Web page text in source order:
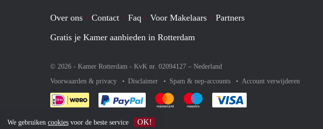
Over ons Contact Faq Voor Makelaars
Partners
Gratis je Kamer aanbieden in Rotterdam
© 2026 - Kamer Rotterdam - KvK nr. 02094127 – Nederland
Voorwaarden & privacy
Disclaimer Spam & nep-accounts Account verwijderen
Je rekent gemakkelijk af met Paypal
Je rekent gemakkelijk af met Mastercard
Je rekent gemakkelijk af met Meastro
We gebruiken cookies voor de beste service OK!